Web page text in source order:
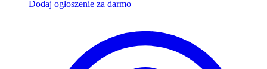
Dodaj ogłoszenie za darmo